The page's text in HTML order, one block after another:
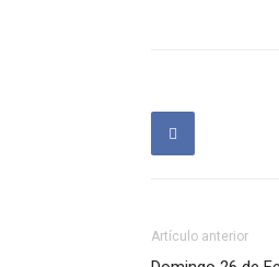
Artículo anterior